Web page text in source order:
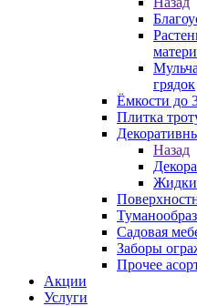
грядок
Ёмкости до
Плитка
Назад
Садовая
Заборы
Прочее
Акции
Услуги